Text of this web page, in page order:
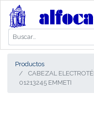
Productos
CABEZAL
01213245 EMMETI